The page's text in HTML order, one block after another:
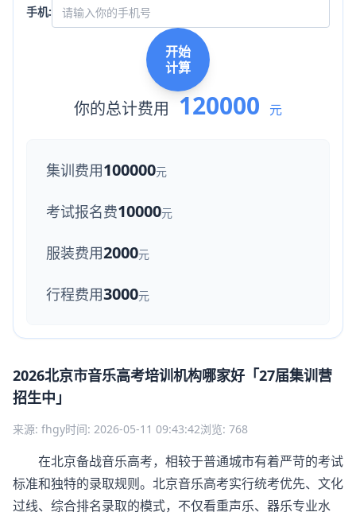
手机:
开始
计算
你的总计费用 120000 元
集训费用100000元
考试报名费10000元
服装费用2000元
行程费用3000元
2026北京市音乐高考培训机构哪家好「27届集训营
招生中」
来源: fhgy时间: 2026-05-11 09:43:42浏览: 768
在北京备战音乐高考，相较于普通城市有着严苛的考试
标准和独特的录取规则。北京音乐高考实行统考优先、文化
过线、综合排名录取的模式，不仅看重声乐、器乐专业水